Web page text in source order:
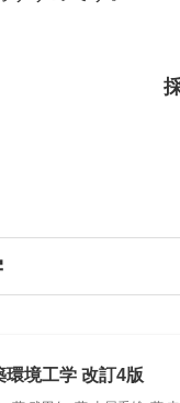
環境工学 改訂4版